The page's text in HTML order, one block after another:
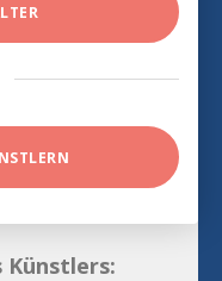
Künstlers: